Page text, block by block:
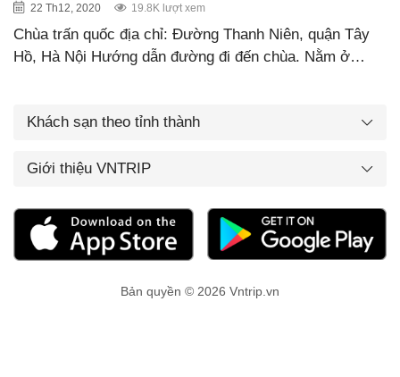
22 Th12, 2020 19.8K lượt xem
Chùa trấn quốc địa chỉ: Đường Thanh Niên, quận Tây
Hồ, Hà Nội Hướng dẫn đường đi đến chùa. Nằm ở…
Khách sạn theo tỉnh thành
Giới thiệu VNTRIP
Bản quyền © 2026 Vntrip.vn